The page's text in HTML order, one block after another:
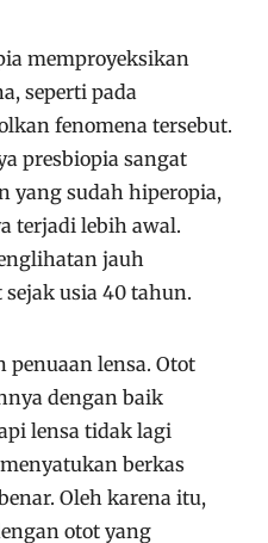
memproyeksikan
seperti pada
fenomena tersebut.
presbiopia sangat
yang sudah hiperopia,
terjadi lebih awal.
jauh
usia 40 tahun.
penuaan lensa. Otot
dengan baik
lensa tidak lagi
berkas
Oleh karena itu,
otot yang